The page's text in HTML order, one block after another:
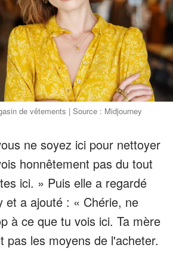
de vêtements | Source : Midjourney
ne soyez ici pour nettoyer
honnêtement pas du tout
ici. » Puis elle a regardé
et a ajouté : « Chérie, ne
à ce que tu vois ici. Ta mère
pas les moyens de l'acheter.